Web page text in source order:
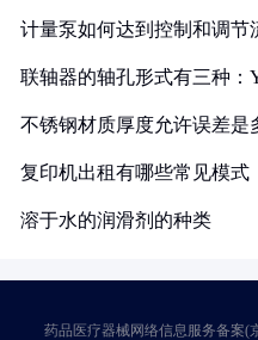
计量泵如何达到控制和调节
联轴器的轴孔形式有三种：
不锈钢材质厚度允许误差是
复印机出租有哪些常见模式
溶于水的润滑剂的种类
药品医疗器械网络信息服务备案(